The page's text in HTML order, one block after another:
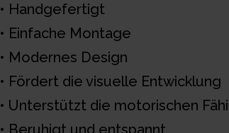
• Handgefertigt
• Einfache Montage
• Modernes Design
• Fördert die visuelle Entwicklung
• Unterstützt die motorischen
• Beruhigt und entspannt